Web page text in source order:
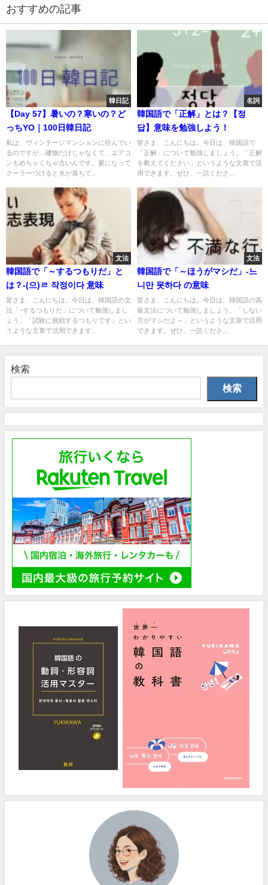
おすすめの記事
韓日記
【Day 57】暑いの？寒いの？ど
っちYO｜100日韓日記
私は、ヴィンテージマンションに住んでい
るのですが…建物だけじゃなくて、エアコ
ンもめちゃくちゃ古いんです。夏になって
クーラーつけると水が落ちて...
名詞
韓国語で「正解」とは？【정
답】意味を勉強しよう！
皆さま、こんにちは。今日は、韓国語で
「正解」について勉強しましょう。「正解
を教えてください」というような文章で活
用できます。ぜひ、一読くださ...
文法
韓国語で「～するつもりだ」と
は？-(으)ㄹ 작정이다 意味
皆さま、こんにちは。今日は、韓国語の文
法「~するつもりだ」について勉強しまし
ょう。「試験に挑戦するつもりです」とい
うような文章で活用できます...
文法
韓国語で「～ほうがマシだ」-느
니만 못하다 の意味
皆さま、こんにちは。今日は、韓国語の高
級文法について勉強しましょう。「しない
方がマシだよ～」というような文章で活用
できます。ぜひ、一読くださ...
検索
検索